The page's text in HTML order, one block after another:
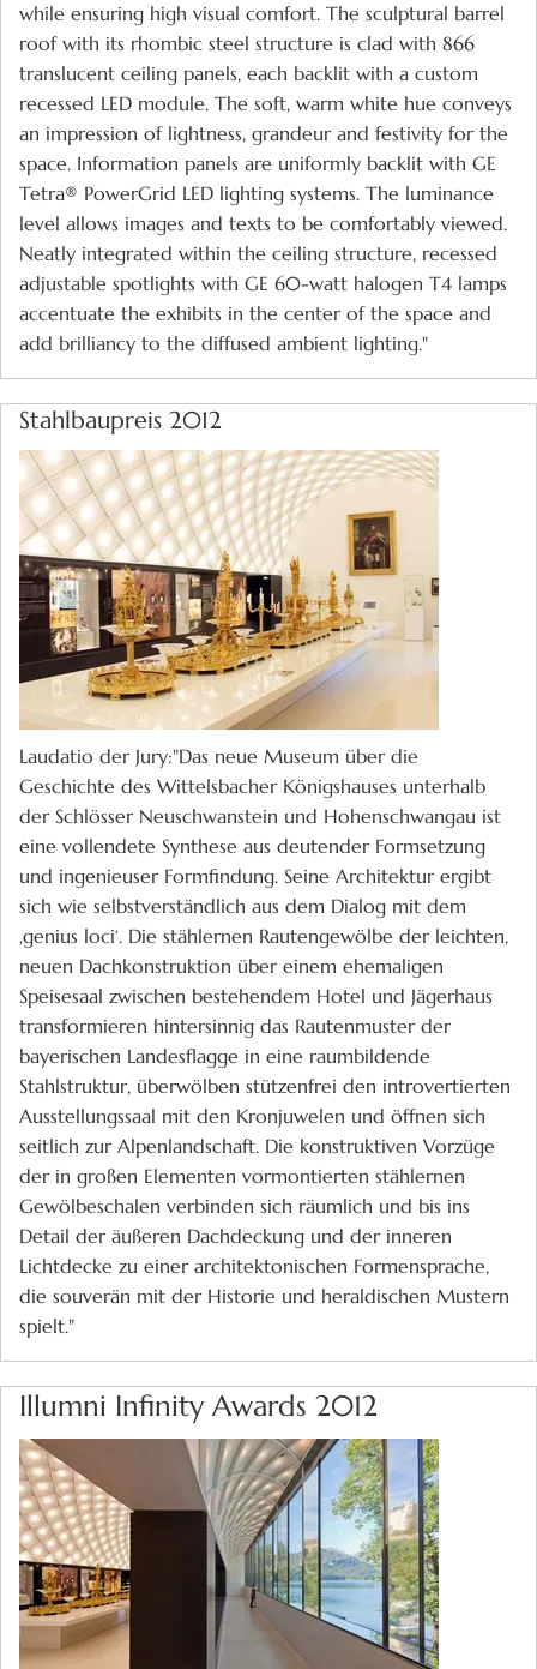
while ensuring high visual comfort. The sculptural barrel
roof with its rhombic steel structure is clad with 866
translucent ceiling panels, each backlit with a custom
recessed LED module. The soft, warm white hue conveys
an impression of lightness, grandeur and festivity for the
space. Information panels are uniformly backlit with GE
Tetra® PowerGrid LED lighting systems. The luminance
level allows images and texts to be comfortably viewed.
Neatly integrated within the ceiling structure, recessed
adjustable spotlights with GE 60-watt halogen T4 lamps
accentuate the exhibits in the center of the space and
add brilliancy to the diffused ambient lighting."
Stahlbaupreis 2012
Laudatio der Jury:"Das neue Museum über die
Geschichte des Wittelsbacher Königshauses unterhalb
der Schlösser Neuschwanstein und Hohenschwangau ist
eine vollendete Synthese aus deutender Formsetzung
und ingenieuser Formfindung. Seine Architektur ergibt
sich wie selbstverständlich aus dem Dialog mit dem
‚genius loci‘. Die stählernen Rautengewölbe der leichten,
neuen Dachkonstruktion über einem ehemaligen
Speisesaal zwischen bestehendem Hotel und Jägerhaus
transformieren hintersinnig das Rautenmuster der
bayerischen Landesflagge in eine raumbildende
Stahlstruktur, überwölben stützenfrei den introvertierten
Ausstellungssaal mit den Kronjuwelen und öffnen sich
seitlich zur Alpenlandschaft. Die konstruktiven Vorzüge
der in großen Elementen vormontierten stählernen
Gewölbeschalen verbinden sich räumlich und bis ins
Detail der äußeren Dachdeckung und der inneren
Lichtdecke zu einer architektonischen Formensprache,
die souverän mit der Historie und heraldischen Mustern
spielt."
Illumni Infinity Awards 2012